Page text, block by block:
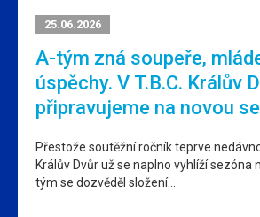
25.06.2026
A-tým zná soupeře,
úspěchy. V T.B.C. Králův
připravujeme na novou
Přestože soutěžní ročník teprve nedávno
Králův Dvůr už se naplno vyhlíží sezóna
tým se dozvěděl složení…